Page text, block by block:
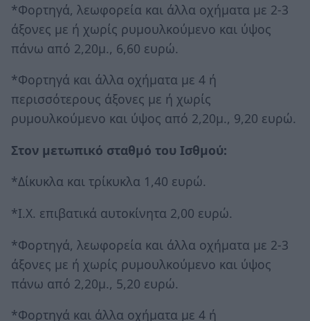
*Φορτηγά, λεωφορεία και άλλα οχήματα με 2-3
άξονες με ή χωρίς ρυμουλκούμενο και ύψος
πάνω από 2,20μ., 6,60 ευρώ.
*Φορτηγά και άλλα οχήματα με 4 ή
περισσότερους άξονες με ή χωρίς
ρυμουλκούμενο και ύψος από 2,20μ., 9,20 ευρώ.
Στον μετωπικό σταθμό του Ισθμού:
*Δίκυκλα και τρίκυκλα 1,40 ευρώ.
*Ι.Χ. επιβατικά αυτοκίνητα 2,00 ευρώ.
*Φορτηγά, λεωφορεία και άλλα οχήματα με 2-3
άξονες με ή χωρίς ρυμουλκούμενο και ύψος
πάνω από 2,20μ., 5,20 ευρώ.
*Φορτηγά και άλλα οχήματα με 4 ή